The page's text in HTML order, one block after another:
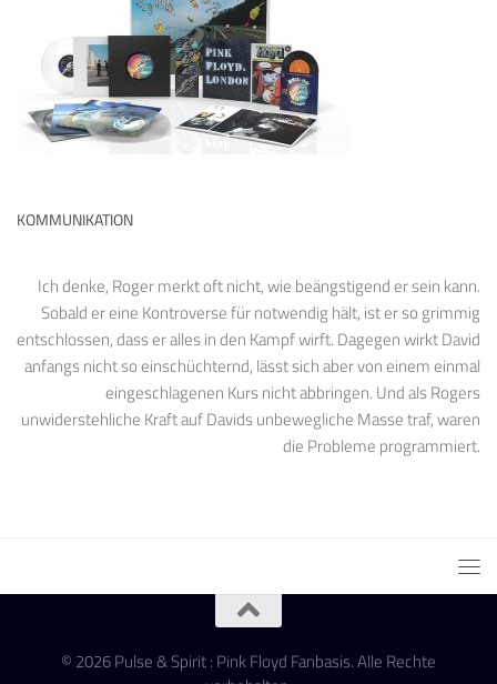
KOMMUNIKATION
Ich denke, Roger merkt oft nicht, wie beängstigend er sein kann.
Sobald er eine Kontroverse für notwendig hält, ist er so grimmig
entschlossen, dass er alles in den Kampf wirft. Dagegen wirkt David
anfangs nicht so einschüchternd, lässt sich aber von einem einmal
eingeschlagenen Kurs nicht abbringen. Und als Rogers
unwiderstehliche Kraft auf Davids unbewegliche Masse traf, waren
die Probleme programmiert.
© 2026 Pulse & Spirit : Pink Floyd Fanbasis. Alle Rechte